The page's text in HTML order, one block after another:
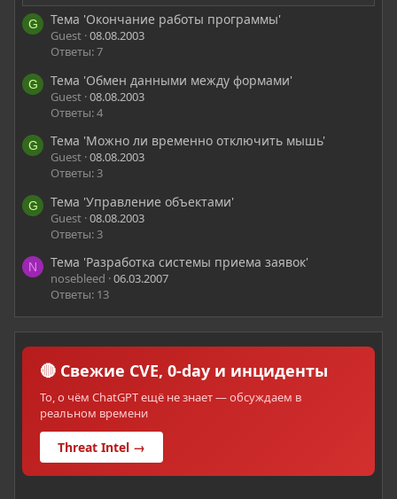
G Тема 'Окончание работы программы'
Guest 08.08.2003
Ответы: 7
G Тема 'Обмен данными между формами'
Guest 08.08.2003
Ответы: 4
G Тема 'Можно ли временно отключить мышь'
Guest 08.08.2003
Ответы: 3
G Тема 'Управление объектами'
Guest 08.08.2003
Ответы: 3
N Тема 'Разработка системы приема заявок'
nosebleed 06.03.2007
Ответы: 13
🔴 Свежие CVE, 0-day и инциденты
То, о чём ChatGPT ещё не знает — обсуждаем в
реальном времени
Threat Intel →